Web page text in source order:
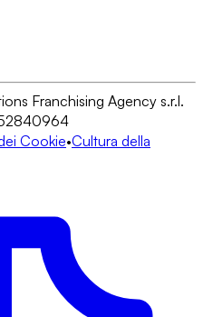
Franchising Agency s.r.l.
Cookie•Cultura della